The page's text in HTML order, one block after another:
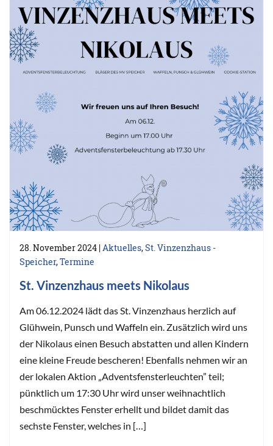
28. November 2024 | Aktuelles,St. Vinzenzhaus -
Speicher,Termine
St. Vinzenzhaus meets Nikolaus
Am 06.12.2024 lädt das St. Vinzenzhaus herzlich auf
Glühwein, Punsch und Waffeln ein. Zusätzlich wird uns
der Nikolaus einen Besuch abstatten und allen Kindern
eine kleine Freude bescheren! Ebenfalls nehmen wir an
der lokalen Aktion „Adventsfensterleuchten” teil;
pünktlich um 17:30 Uhr wird unser weihnachtlich
beschmücktes Fenster erhellt und bildet damit das
sechste Fenster, welches in […]